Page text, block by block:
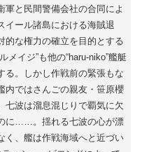
軍と民間警備会社の合同によ
イール諸島における海賊退
的な権力の確立を目的とする
メイジ”も他の“haru-niko”艦艇
る。しかし作戦前の緊張もな
内ではさんごの親友・笹原櫻
七波は溜息混じりで覇気に欠
に……。揺れる七波の心が漂
く、艦は作戦海域へと近づい